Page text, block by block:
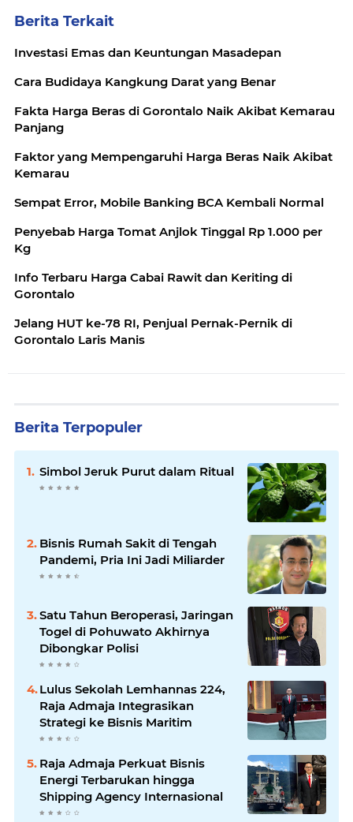
Berita Terkait
Investasi Emas dan Keuntungan Masadepan
Cara Budidaya Kangkung Darat yang Benar
Fakta Harga Beras di Gorontalo Naik Akibat Kemarau
Panjang
Faktor yang Mempengaruhi Harga Beras Naik Akibat
Kemarau
Sempat Error, Mobile Banking BCA Kembali Normal
Penyebab Harga Tomat Anjlok Tinggal Rp 1.000 per
Kg
Info Terbaru Harga Cabai Rawit dan Keriting di
Gorontalo
Jelang HUT ke-78 RI, Penjual Pernak-Pernik di
Gorontalo Laris Manis
Berita Terpopuler
Simbol Jeruk Purut dalam Ritual
Bisnis Rumah Sakit di Tengah
Pandemi, Pria Ini Jadi Miliarder
Satu Tahun Beroperasi, Jaringan
Togel di Pohuwato Akhirnya
Dibongkar Polisi
Lulus Sekolah Lemhannas 224,
Raja Admaja Integrasikan
Strategi ke Bisnis Maritim
Raja Admaja Perkuat Bisnis
Energi Terbarukan hingga
Shipping Agency Internasional